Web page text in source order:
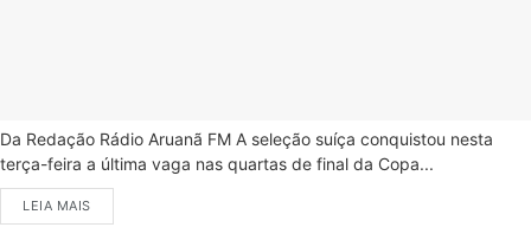
Da Redação Rádio Aruanã FM A seleção suíça conquistou nesta
terça-feira a última vaga nas quartas de final da Copa...
LEIA MAIS